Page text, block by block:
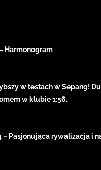
Harmonogram
w testach w Sepang!
w klubie 1:56.
– Pasjonująca rywalizacja i